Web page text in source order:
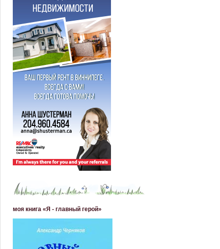
моя книга «Я - главный герой»